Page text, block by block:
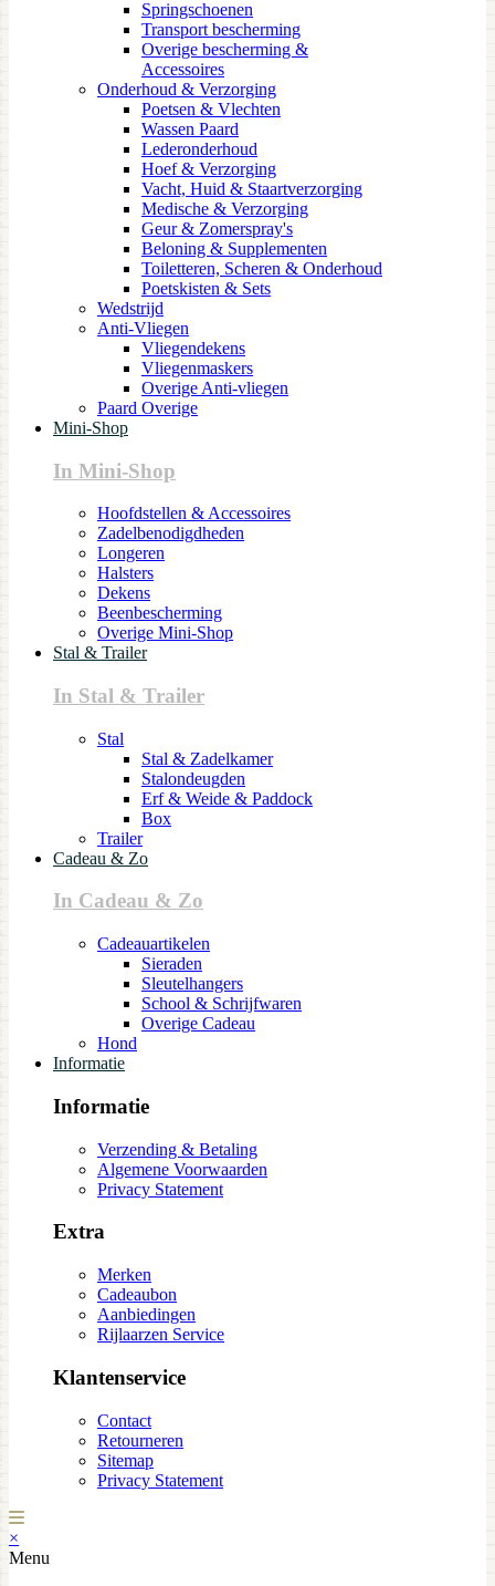
Springschoenen
Transport bescherming
Overige bescherming &
Accessoires
Onderhoud & Verzorging
Poetsen & Vlechten
Wassen Paard
Lederonderhoud
Hoef & Verzorging
Vacht, Huid & Staartverzorging
Medische & Verzorging
Geur & Zomerspray's
Beloning & Supplementen
Toiletteren, Scheren & Onderhoud
Poetskisten & Sets
Wedstrijd
Anti-Vliegen
Vliegendekens
Vliegenmaskers
Overige Anti-vliegen
Paard Overige
Mini-Shop
In Mini-Shop
Hoofdstellen & Accessoires
Zadelbenodigdheden
Longeren
Halsters
Dekens
Beenbescherming
Overige Mini-Shop
Stal & Trailer
In Stal & Trailer
Stal
Stal & Zadelkamer
Stalondeugden
Erf & Weide & Paddock
Box
Trailer
Cadeau & Zo
In Cadeau & Zo
Cadeauartikelen
Sieraden
Sleutelhangers
School & Schrijfwaren
Overige Cadeau
Hond
Informatie
Informatie
Verzending & Betaling
Algemene Voorwaarden
Privacy Statement
Extra
Merken
Cadeaubon
Aanbiedingen
Rijlaarzen Service
Klantenservice
Contact
Retourneren
Sitemap
Privacy Statement
×
Menu